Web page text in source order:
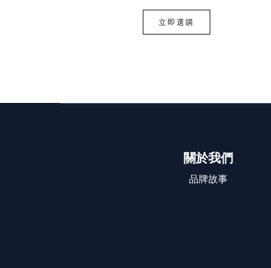
立即選購
關於我們
品牌故事